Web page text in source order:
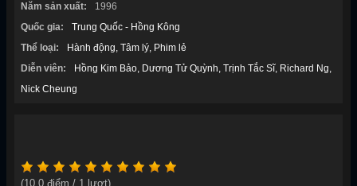
Năm sản xuất:
1996
Quốc gia:
Trung Quốc - Hồng Kông
Thể loại:
Hành động Tâm lý Phim lẻ
Diễn viên:
Hồng Kim Bảo Dương Tử Quỳnh Trịnh Tắc Sĩ Richard Ng
Nick Cheung
(10.0 điểm / 1 lượt)